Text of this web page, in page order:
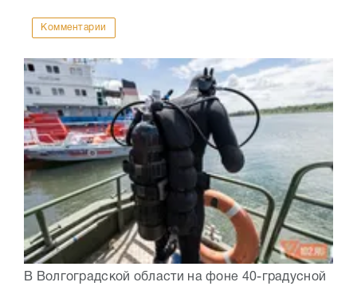
Комментарии
В Волгоградской области на фоне 40-градусной